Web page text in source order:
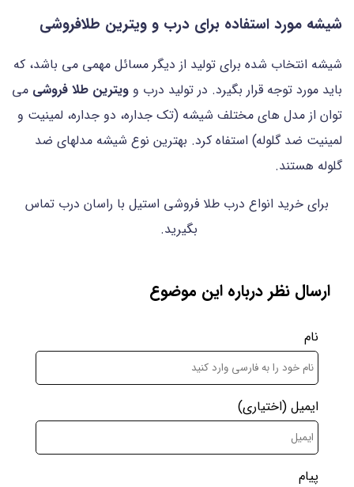
شیشه مورد استفاده برای درب و ویترین طلافروشی
شیشه انتخاب شده برای تولید از دیگر مسائل مهمی می باشد، که
باید مورد توجه قرار بگیرد. در تولید درب و ویترین طلا فروشی می
توان از مدل های مختلف شیشه (تک جداره، دو جداره، لمینیت و
لمینیت ضد گلوله) استفاه کرد. بهترین نوع شیشه مدلهای ضد
گلوله هستند.
برای خرید انواع درب طلا فروشی استیل با راسان درب تماس
بگیرید.
ارسال نظر درباره این موضوع
نام
ایمیل (اختیاری)
پیام